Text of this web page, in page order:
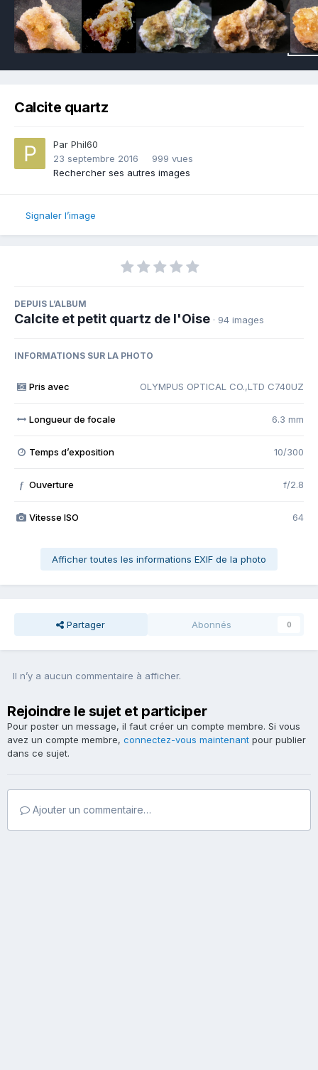
Calcite quartz
Par Phil60
23 septembre 2016
999 vues
Rechercher ses autres images
Signaler l’image
DEPUIS L’ALBUM
Calcite et petit quartz de l'Oise · 94 images
INFORMATIONS SUR LA PHOTO
Pris avec OLYMPUS OPTICAL CO.,LTD C740UZ
Longueur de focale 6.3 mm
Temps d’exposition 10/300
f Ouverture f/2.8
Vitesse ISO 64
Afficher toutes les informations EXIF de la photo
Partager Abonnés 0
Il n’y a aucun commentaire à afficher.
Rejoindre le sujet et participer
Pour poster un message, il faut créer un compte membre. Si vous
avez un compte membre, connectez-vous maintenant pour publier
dans ce sujet.
Ajouter un commentaire…